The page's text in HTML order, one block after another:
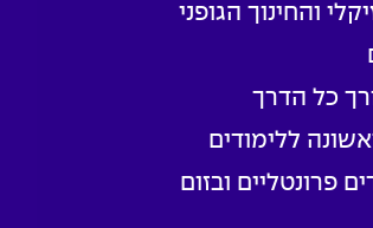
והחינוך הגופני
כל הדרך
ללימודים
פרונטליים ובזום